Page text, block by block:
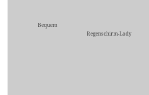
Bequem
Regenschirm-Lady